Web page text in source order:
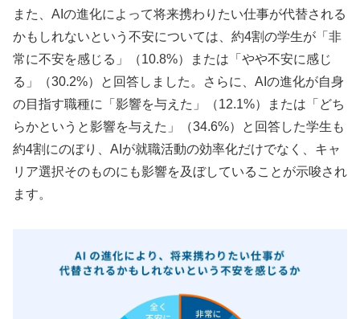
また、AIの進化によって将来携わりたい仕事が代替される
かもしれないという不安については、約4割の学生が「非
常に不安を感じる」（10.8%）または「やや不安に感じ
る」（30.2%）と回答しました。さらに、AIの進化が自身
の目指す職種に「影響を与えた」（12.1%）または「どち
らかというと影響を与えた」（34.6%）と回答した学生も
約4割にのぼり、AIが就職活動の効率化だけでなく、キャ
リア選択そのものにも影響を及ぼしていることが示唆され
ます。